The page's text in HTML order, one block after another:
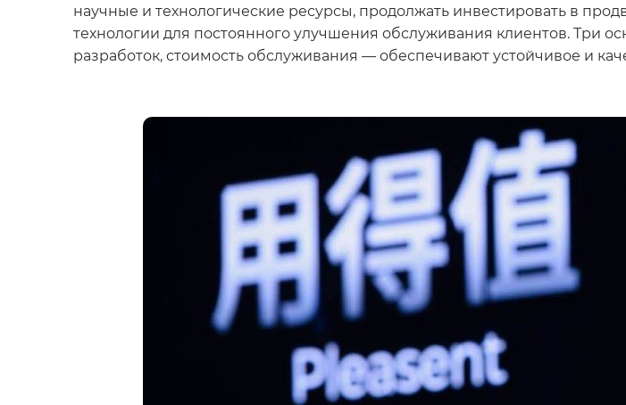
научные и технологические ресурсы, продолжать инвестировать в
технологии для постоянного улучшения обслуживания клиентов. Три
разработок, стоимость обслуживания — обеспечивают устойчивое и